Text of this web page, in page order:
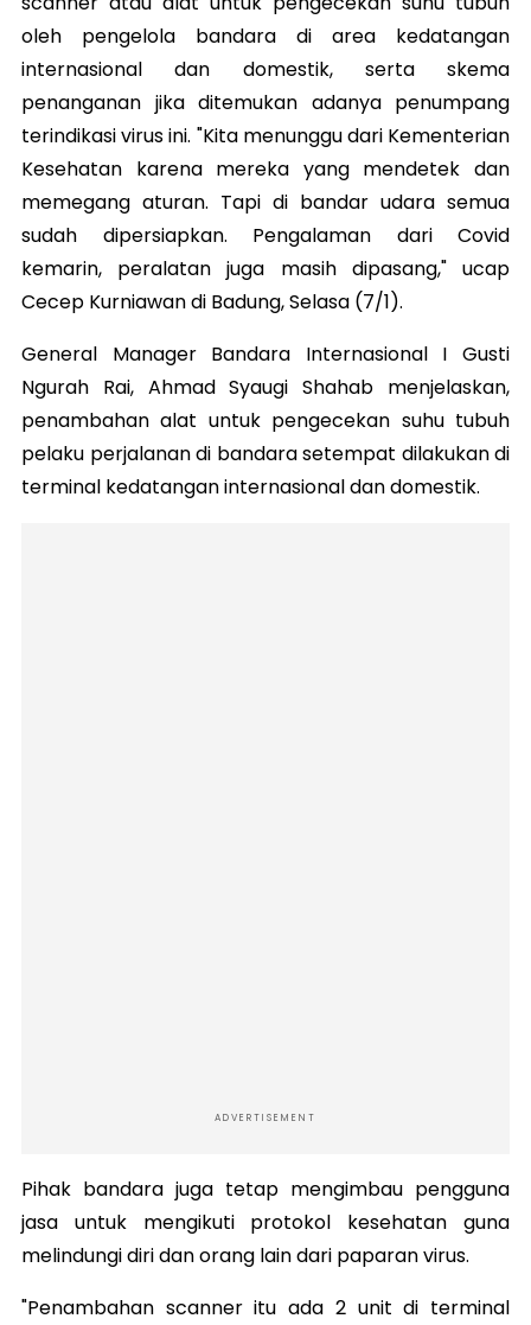
oleh pengelola bandara di area kedatangan
internasional dan domestik, serta skema
penanganan jika ditemukan adanya penumpang
terindikasi virus ini. "Kita menunggu dari Kementerian
Kesehatan karena mereka yang mendetek dan
memegang aturan. Tapi di bandar udara semua
sudah dipersiapkan. Pengalaman dari Covid
kemarin, peralatan juga masih dipasang," ucap
Cecep Kurniawan di Badung, Selasa (7/1).
General Manager Bandara Internasional I Gusti
Ngurah Rai, Ahmad Syaugi Shahab menjelaskan,
penambahan alat untuk pengecekan suhu tubuh
pelaku perjalanan di bandara setempat dilakukan di
terminal kedatangan internasional dan domestik.
ADVERTISEMENT
Pihak bandara juga tetap mengimbau pengguna
jasa untuk mengikuti protokol kesehatan guna
melindungi diri dan orang lain dari paparan virus.
"Penambahan scanner itu ada 2 unit di terminal